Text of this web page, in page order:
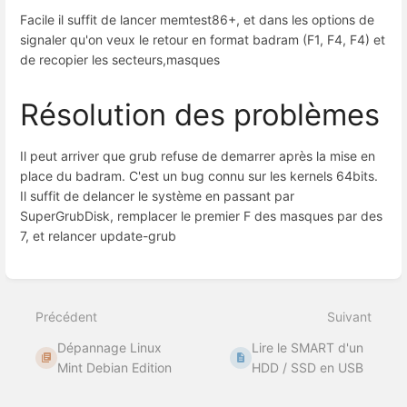
Facile il suffit de lancer memtest86+, et dans les options de
signaler qu'on veux le retour en format badram (F1, F4, F4) et
de recopier les secteurs,masques
Résolution des problèmes
Il peut arriver que grub refuse de demarrer après la mise en
place du badram. C'est un bug connu sur les kernels 64bits.
Il suffit de delancer le système en passant par
SuperGrubDisk, remplacer le premier F des masques par des
7, et relancer update-grub
de
de
section
Précédent
Dépannage Linux
Mint Debian Edition
Suivant
Lire le SMART d'un
HDD / SSD en USB